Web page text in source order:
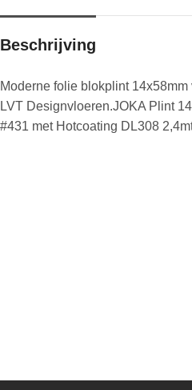
Beschrijving
Moderne folie blokplint
LVT Designvloeren.JOKA Plint
#431 met Hotcoating DL308